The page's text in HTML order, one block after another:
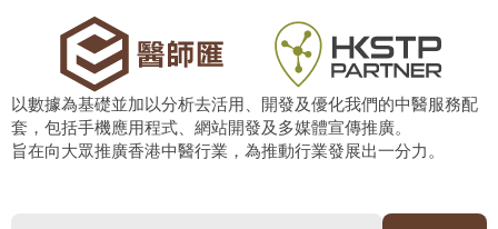
以數據為基礎並加以分析去活用、開發及優化我們的中醫服務配
套，包括手機應用程式、網站開發及多媒體宣傳推廣。
旨在向大眾推廣香港中醫行業，為推動行業發展出一分力。